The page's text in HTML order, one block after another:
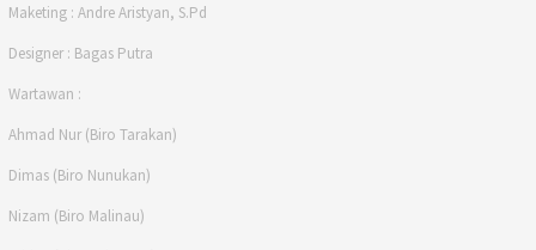
Maketing : Andre Aristyan, S.Pd
Designer : Bagas Putra
Wartawan :
Ahmad Nur (Biro Tarakan)
Dimas (Biro Nunukan)
Nizam (Biro Malinau)